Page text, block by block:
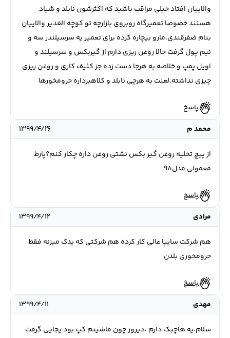
والاییان افتاد خیلی مراقب باشید که اکثرشون نابلد و شیاد
هستند خصوصا تعمیرگاه روبروی بازارچه تو کوچه الغدیر والاییان
بنام ضفرقندی.مارو بیچاره کرده برای تعمیر یه سرسیلندر سه و
نیم پول گرفت حالا روغن ریزی دارم از گیربکس و سرسیلند و
اویل پمپ و خلاصه به هرجا دست زده جز کثیف کاری و روغن ریزی
چیزی نداشته.لعنت به هرچی نابلد و کلاهبرداره حرومخورها
پاسخ
محمد م
۱۳۹۹/۴/۲۶
از پیچ تخلیه روغن گیر بکس نشتی روغن داره چکار کنم؟پارط
معمولی مدل98
پاسخ
مرادی
۱۳۹۹/۴/۱۲
هم شرکت سایپا عالی کار کرده هم شرکتی که یدک میزنه فقط
حرومخوری بلدن
پاسخ
مهدی
۱۳۹۹/۴/۱۱
سلام.یه هاچبک دارم ،دیروز چون ماشینم کپ بود یجایی گرفت